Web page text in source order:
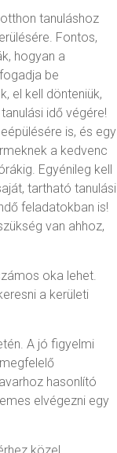
tanuláshoz
Fontos,
hogyan a
be
el kell dönteniük,
idő végére!
is, és egy
a kedvenc
Egyénileg kell
tartható tanulási
feladatokban is!
van ahhoz,
oka lehet.
a kerületi
A jó figyelmi
hasonlító
elvégezni egy